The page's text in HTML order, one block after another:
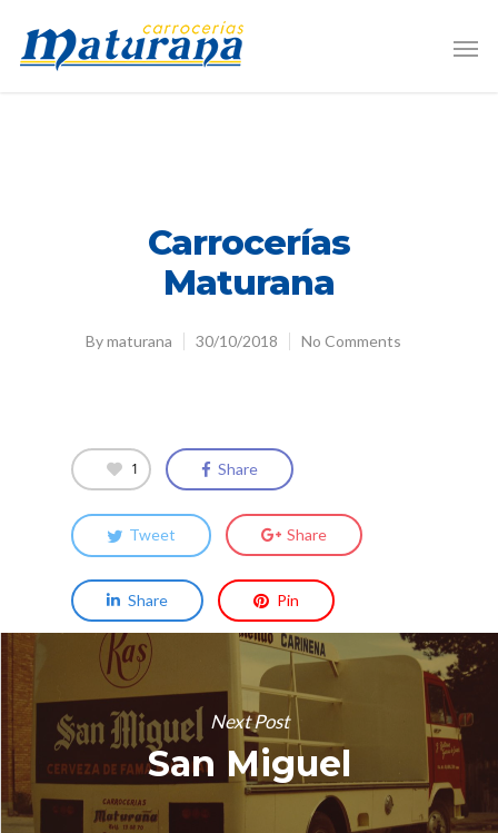
Carrocerías
Maturana
Bymaturana 30/10/2018 No Comments
1 Share
Tweet Share
Share Pin
Next Post
San Miguel